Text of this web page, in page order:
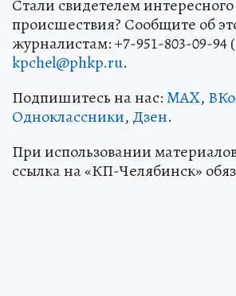
Стали свидетелем
происшествия? Сообщите об
журналистам: +7-951-803-09-94
kpchel@phkp.ru.
Подпишитесь на нас:MAX,
Одноклассники, Дзен.
При использовании
ссылка на «КП-Челябинск»